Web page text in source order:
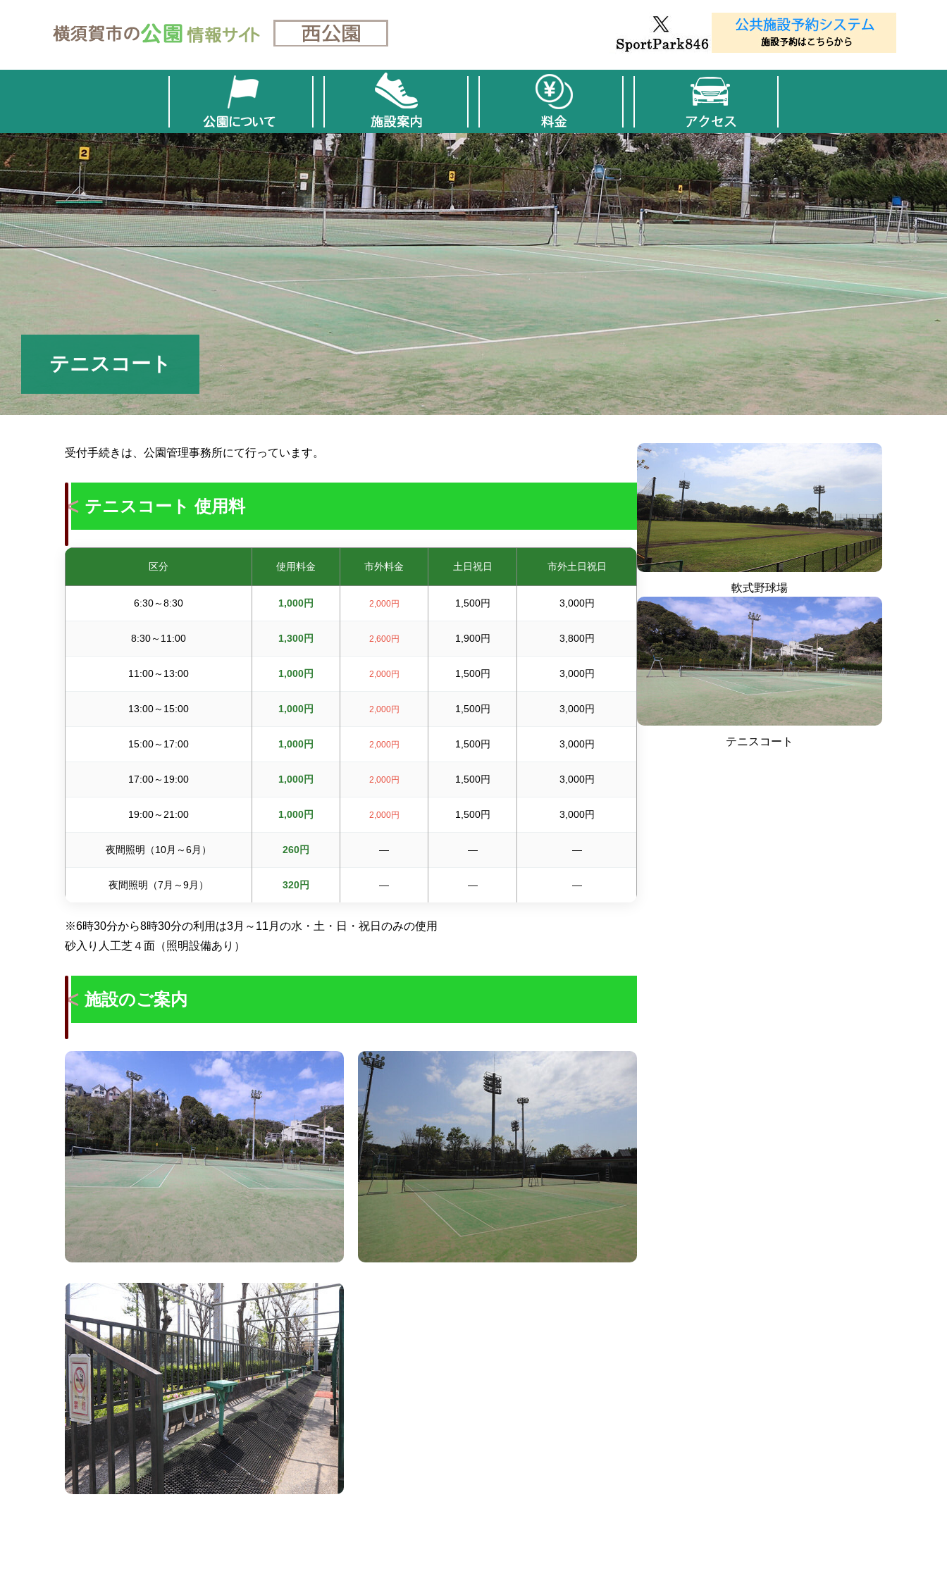
テニスコート
受付手続きは、公園管理事務所にて行っています。
テニスコート 使用料
区分 使用料金 市外料金 土日祝日 市外土日祝日
6:30～8:30 1,000円 2,000円 1,500円 3,000円
8:30～11:00 1,300円 2,600円 1,900円 3,800円
11:00～13:00 1,000円 2,000円 1,500円 3,000円
13:00～15:00 1,000円 2,000円 1,500円 3,000円
15:00～17:00 1,000円 2,000円 1,500円 3,000円
17:00～19:00 1,000円 2,000円 1,500円 3,000円
19:00～21:00 1,000円 2,000円 1,500円 3,000円
夜間照明（10月～6月） 260円 — — —
夜間照明（7月～9月） 320円 — — —
※6時30分から8時30分の利用は3月～11月の水・土・日・祝日のみの使用
砂入り人工芝４面（照明設備あり）
施設のご案内
軟式野球場
テニスコート